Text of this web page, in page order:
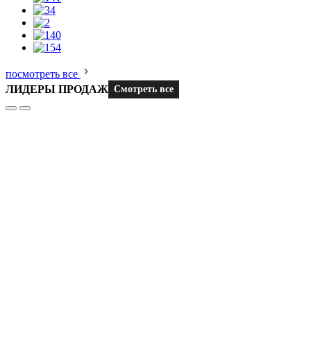
посмотреть все
ЛИДЕРЫ ПРОДАЖ Смотреть все